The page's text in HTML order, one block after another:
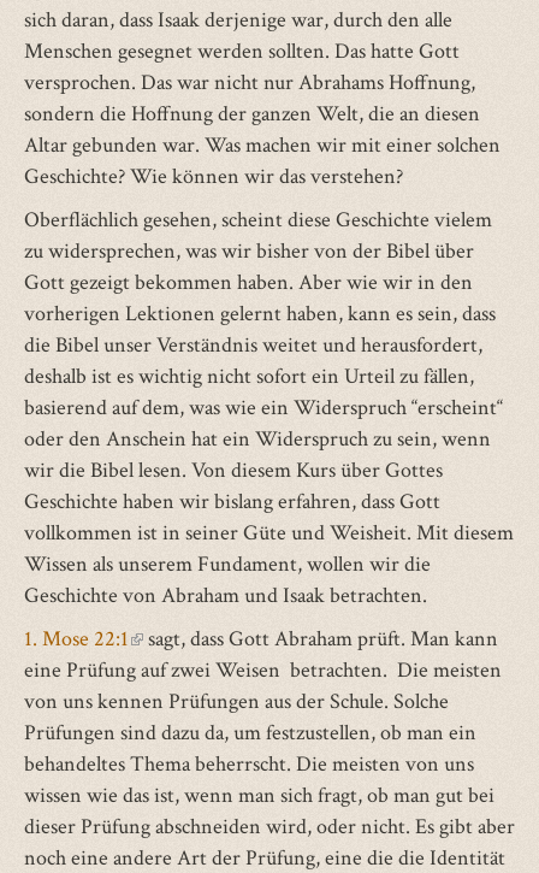
sich daran, dass Isaak derjenige war, durch den alle
Menschen gesegnet werden sollten. Das hatte Gott
versprochen. Das war nicht nur Abrahams Hoffnung,
sondern die Hoffnung der ganzen Welt, die an diesen
Altar gebunden war. Was machen wir mit einer solchen
Geschichte? Wie können wir das verstehen?
Oberflächlich gesehen, scheint diese Geschichte vielem
zu widersprechen, was wir bisher von der Bibel über
Gott gezeigt bekommen haben. Aber wie wir in den
vorherigen Lektionen gelernt haben, kann es sein, dass
die Bibel unser Verständnis weitet und herausfordert,
deshalb ist es wichtig nicht sofort ein Urteil zu fällen,
basierend auf dem, was wie ein Widerspruch “erscheint“
oder den Anschein hat ein Widerspruch zu sein, wenn
wir die Bibel lesen. Von diesem Kurs über Gottes
Geschichte haben wir bislang erfahren, dass Gott
vollkommen ist in seiner Güte und Weisheit. Mit diesem
Wissen als unserem Fundament, wollen wir die
Geschichte von Abraham und Isaak betrachten.
1. Mose 22:1(link
is
external)
sagt, dass Gott Abraham prüft. Man kann
eine Prüfung auf zwei Weisen betrachten. Die meisten
von uns kennen Prüfungen aus der Schule. Solche
Prüfungen sind dazu da, um festzustellen, ob man ein
behandeltes Thema beherrscht. Die meisten von uns
wissen wie das ist, wenn man sich fragt, ob man gut bei
dieser Prüfung abschneiden wird, oder nicht. Es gibt aber
noch eine andere Art der Prüfung, eine die die Identität